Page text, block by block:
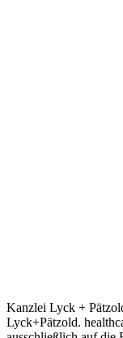
Kanzlei Lyck +
Lyck+Pätzold.